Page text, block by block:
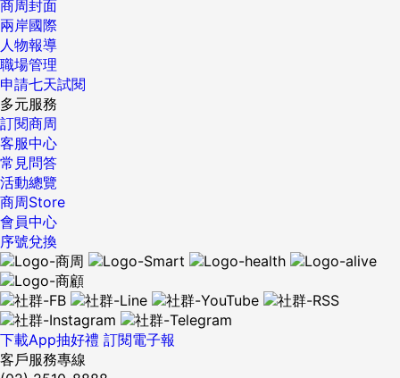
商周封面
兩岸國際
人物報導
職場管理
申請七天試閱
多元服務
訂閱商周
客服中心
常見問答
活動總覽
商周Store
會員中心
序號兌換
下載App抽好禮 訂閱電子報
客戶服務專線